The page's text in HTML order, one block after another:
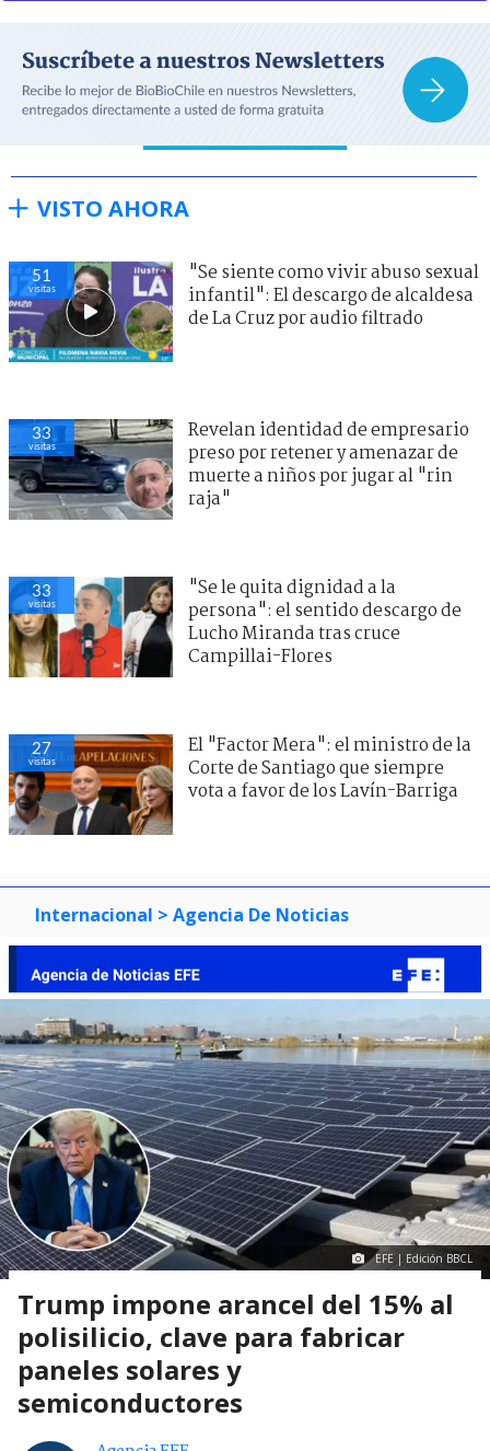
VISTO AHORA
51
visitas
"Se siente como vivir abuso sexual
infantil": El descargo de alcaldesa
de La Cruz por audio filtrado
33
visitas
Revelan identidad de empresario
preso por retener y amenazar de
muerte a niños por jugar al "rin
raja"
33
visitas
"Se le quita dignidad a la
persona": el sentido descargo de
Lucho Miranda tras cruce
Campillai-Flores
27
visitas
El "Factor Mera": el ministro de la
Corte de Santiago que siempre
vota a favor de los Lavín-Barriga
Internacional > Agencia De Noticias
EFE | Edición BBCL
Trump impone arancel del 15% al
polisilicio, clave para fabricar
paneles solares y
semiconductores